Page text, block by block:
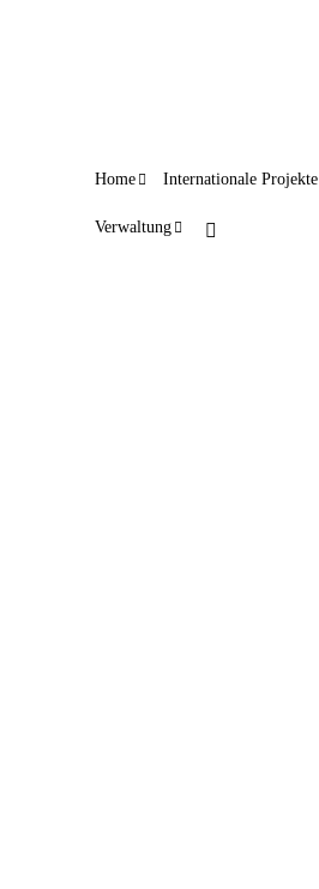
Home Internationale Projekte
Verwaltung